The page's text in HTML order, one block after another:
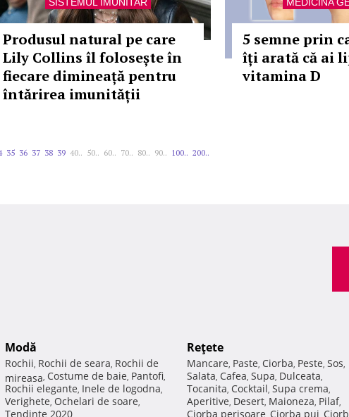
Produsul natural pe care
Lily Collins îl folosește în
fiecare dimineață pentru
întărirea imunității
5 semne prin
îți arată că ai
vitamina D
35 36 37 38 39 40.. 50.. 60.. 70.. 80.. 90.. 100.. 200..
Modă
Rochii, Rochii de seara, Rochii de
mireasa, Costume de baie, Pantofi,
Rochii elegante, Inele de logodna,
Verighete, Ochelari de soare,
Tendinte 2020
Reţete
Mancare, Paste, Ciorba, Peste, Sos,
Salata, Cafea, Supa, Dulceata,
Tocanita, Cocktail, Supa crema,
Aperitive, Desert, Maioneza, Pilaf,
Ciorba perisoare, Ciorba pui,